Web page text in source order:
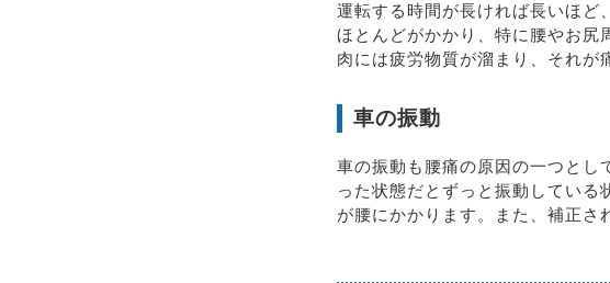
運転する時間が長ければ長いほど
ほとんどがかかり、特に腰やお尻
肉には疲労物質が溜まり、それが
車の振動
車の振動も腰痛の原因の一つとし
った状態だとずっと振動している
が腰にかかります。また、補正さ